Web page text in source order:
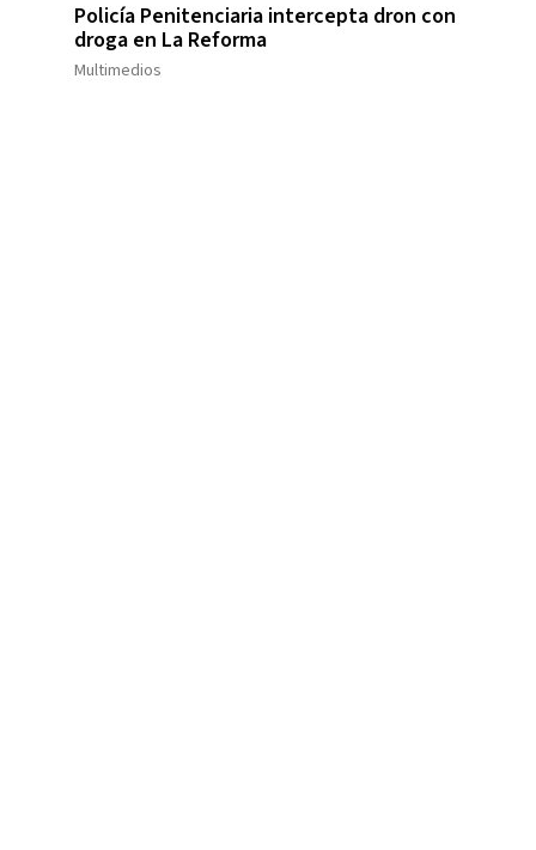
Policía Penitenciaria intercepta dron con
droga en La Reforma
Multimedios